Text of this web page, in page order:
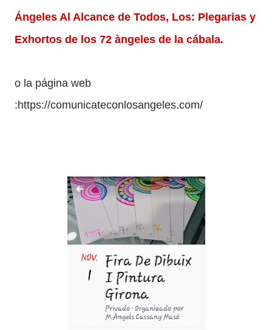
Ángeles Al Alcance de Todos, Los: Plegarias y
Exhortos de los 72 àngeles de la cábala.
o la página web
:https://comunicateconlosangeles.com/